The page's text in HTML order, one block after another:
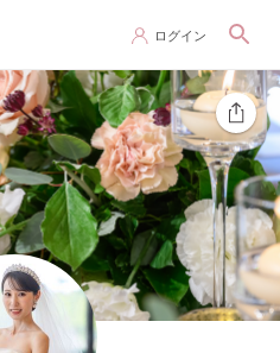
ログイン